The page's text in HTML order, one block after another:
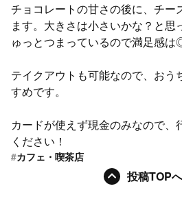
チョコレートの甘さの後に、チー
ます。大きさは小さいかな？と
ゅっとつまっているので満足感は
テイクアウトも可能なので、おう
すめです。
カードが使えず現金のみなので、
ください！
#カフェ・喫茶店
投稿TOP